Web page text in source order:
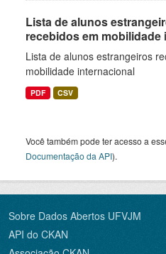
Lista de alunos
recebidos em
Lista de alunos estrangeiros
mobilidade internacional
PDF CSV
Você também pode ter acesso a
Documentação da API).
Sobre Dados Abertos UFVJM
API do CKAN